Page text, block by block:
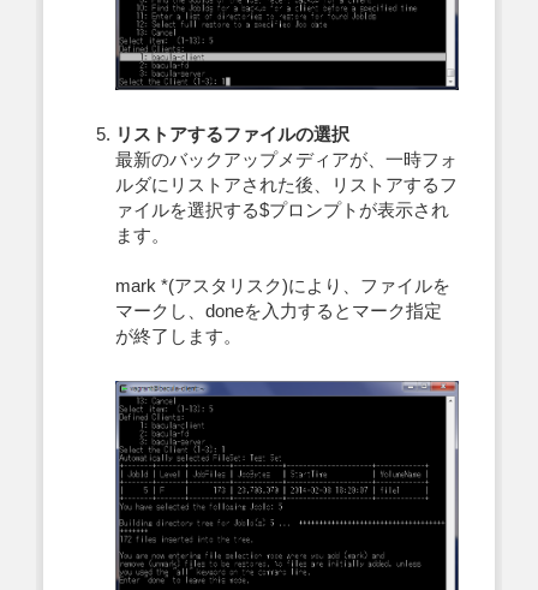
リストアするファイルの選択
最新のバックアップメディアが、一時フォ
ルダにリストアされた後、リストアするフ
ァイルを選択する$プロンプトが表示され
ます。
mark *(アスタリスク)により、ファイルを
マークし、doneを入力するとマーク指定
が終了します。